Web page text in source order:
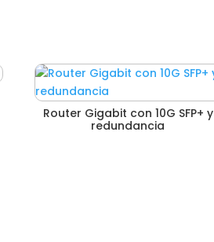
Router Gigabit con 10G SFP+ y
redundancia